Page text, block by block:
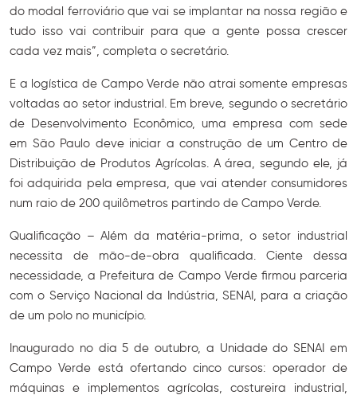
do modal ferroviário que vai se implantar na nossa região e
tudo isso vai contribuir para que a gente possa crescer
cada vez mais”, completa o secretário.
E a logística de Campo Verde não atrai somente empresas
voltadas ao setor industrial. Em breve, segundo o secretário
de Desenvolvimento Econômico, uma empresa com sede
em São Paulo deve iniciar a construção de um Centro de
Distribuição de Produtos Agrícolas. A área, segundo ele, já
foi adquirida pela empresa, que vai atender consumidores
num raio de 200 quilômetros partindo de Campo Verde.
Qualificação – Além da matéria-prima, o setor industrial
necessita de mão-de-obra qualificada. Ciente dessa
necessidade, a Prefeitura de Campo Verde firmou parceria
com o Serviço Nacional da Indústria, SENAI, para a criação
de um polo no município.
Inaugurado no dia 5 de outubro, a Unidade do SENAI em
Campo Verde está ofertando cinco cursos: operador de
máquinas e implementos agrícolas, costureira industrial,